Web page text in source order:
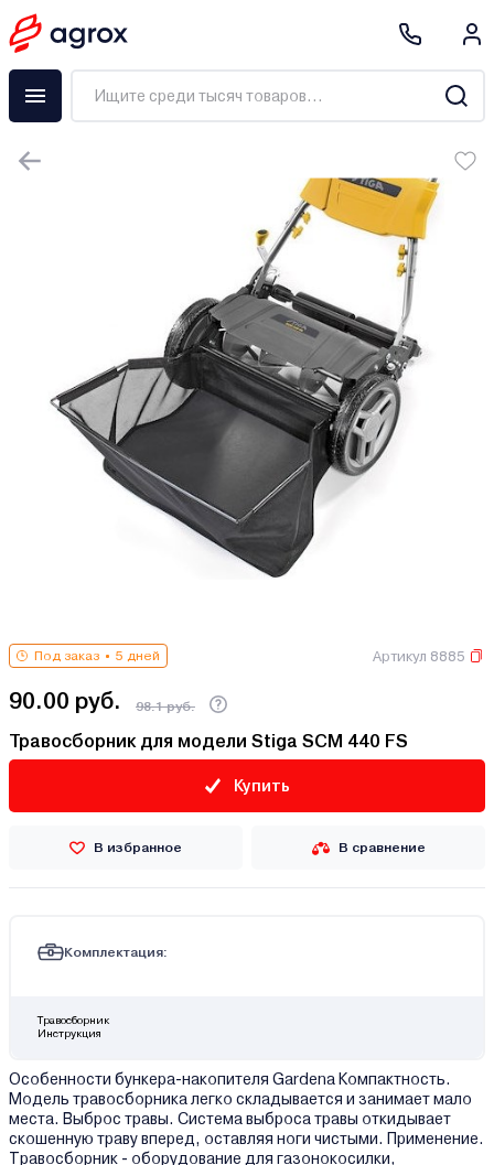
Под заказ 5 дней Артикул 8885
90.00 руб. 98.1 руб.
Травосборник для модели Stiga SCM 440 FS
Купить
В избранное В сравнение
Комплектация:
Травосборник
Инструкция
Особенности бункера-накопителя Gardena Компактность.
Модель травосборника легко складывается и занимает мало
места. Выброс травы. Система выброса травы откидывает
скошенную траву вперед, оставляя ноги чистыми. Применение.
Травосборник - оборудование для газонокосилки,